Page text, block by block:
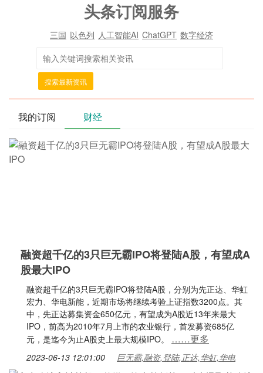
头条订阅服务
三国 以色列 人工智能AI ChatGPT 数字经济
搜索最新资讯
我的订阅 财经
融资超千亿的3只巨无霸IPO将登陆A股，有望成A
股最大IPO
融资超千亿的3只巨无霸IPO将登陆A股，分别为先正达、华虹
宏力、华电新能，近期市场将继续考验上证指数3200点。其
中，先正达募集资金650亿元，有望成为A股近13年来最大
IPO，前高为2010年7月上市的农业银行，首发募资685亿
元，是迄今为止A股史上最大规模IPO。 ……更多
2023-06-13 12:01:00 巨无霸,融资,登陆,正达,华虹,华电